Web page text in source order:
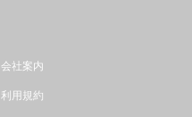
会社案内
利用規約